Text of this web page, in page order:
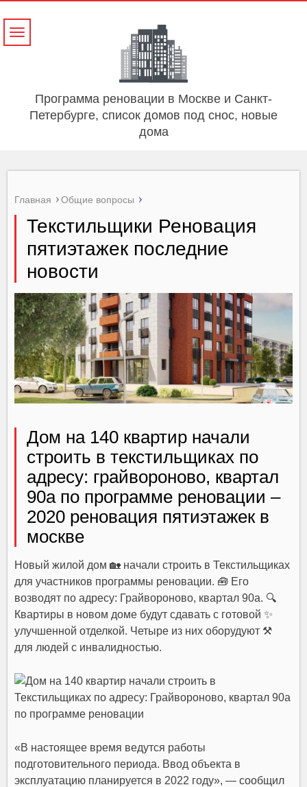
Программа реновации в Москве и Санкт-
Петербурге, список домов под снос, новые
дома
Навигация
Главная Общие вопросы
Текстильщики Реновация
пятиэтажек последние
новости
Дом на 140 квартир начали
строить в текстильщиках по
адресу: грайвороново, квартал
90а по программе реновации –
2020 реновация пятиэтажек в
москве
Новый жилой дом 🏡 начали строить в Текстильщиках
для участников программы реновации. 🧰 Его
возводят по адресу: Грайвороново, квартал 90а. 🔍
Квартиры в новом доме будут сдавать с готовой ✨
улучшенной отделкой. Четыре из них оборудуют ⚒
для людей с инвалидностью.
«В настоящее время ведутся работы
подготовительного периода. Ввод объекта в
эксплуатацию планируется в 2022 году», — сообщил